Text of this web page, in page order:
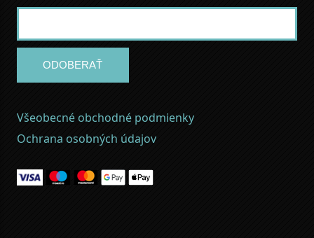
ODOBERAŤ
Všeobecné obchodné podmienky
Ochrana osobných údajov